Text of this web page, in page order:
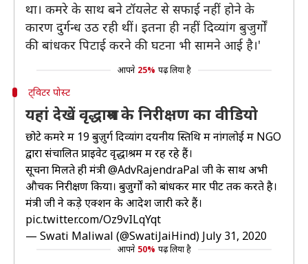
था। कमरे के साथ बने टॉयलेट से सफाई नहीं होने के
कारण दुर्गन्ध उठ रही थीं। इतना ही नहीं दिव्यांग बुजुर्गों
की बांधकर पिटाई करने की घटना भी सामने आई है।'
आपने 25% पढ़ लिया है
ट्विटर पोस्ट
यहां देखें वृद्धाश्रम के निरीक्षण का वीडियो
छोटे कमरे में 19 बुज़ुर्ग दिव्यांग दयनीय स्तिथि में नांगलोई में NGO
द्वारा संचालित प्राइवेट वृद्धाश्रम में रह रहे हैं।
सूचना मिलते ही मंत्री@AdvRajendraPal जी के साथ अभी
औचक निरीक्षण किया। बुजुर्गों को बांधकर मार पीट तक करते है।
मंत्री जी ने कड़े एक्शन के आदेश जारी करे हैं।
pic.twitter.com/Oz9vILqYqt
— Swati Maliwal (@SwatiJaiHind) July 31, 2020
आपने 50% पढ़ लिया है